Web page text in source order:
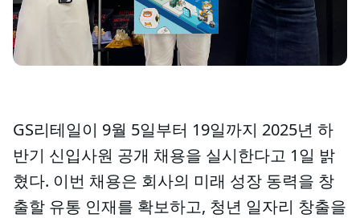
GS리테일이 9월 5일부터 19일까지 2025년 하
반기 신입사원 공개 채용을 실시한다고 1일 밝
혔다. 이번 채용은 회사의 미래 성장 동력을 창
출할 유통 인재를 확보하고, 청년 일자리 창출을